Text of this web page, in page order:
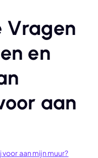
Vragen
en
aan
aan mijn muur?